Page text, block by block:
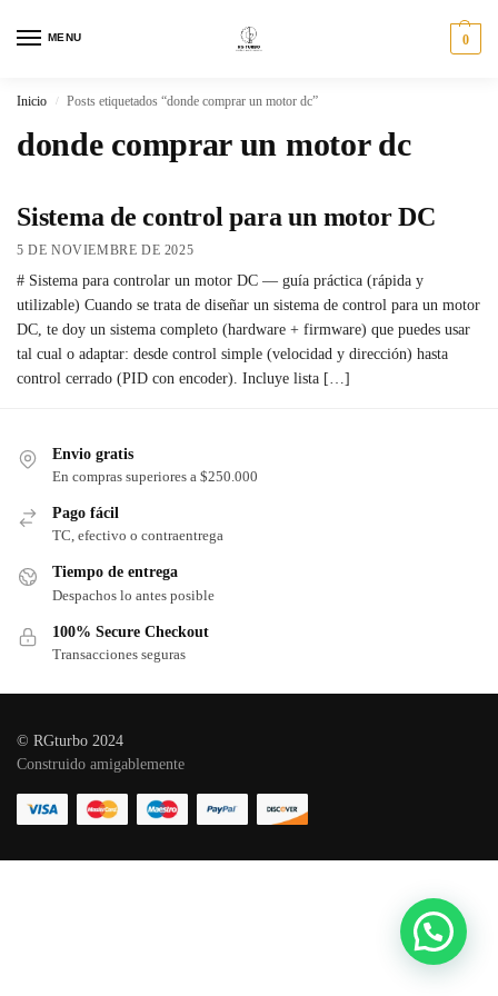
MENU 0
Inicio / Posts etiquetados “donde comprar un motor dc”
donde comprar un motor dc
Sistema de control para un motor DC
5 DE NOVIEMBRE DE 2025
# Sistema para controlar un motor DC — guía práctica (rápida y
utilizable) Cuando se trata de diseñar un sistema de control para un motor
DC, te doy un sistema completo (hardware + firmware) que puedes usar
tal cual o adaptar: desde control simple (velocidad y dirección) hasta
control cerrado (PID con encoder). Incluye lista […]
Envio gratis
En compras superiores a $250.000
Pago fácil
TC, efectivo o contraentrega
Tiempo de entrega
Despachos lo antes posible
100% Secure Checkout
Transacciones seguras
© RGturbo 2024
Construido amigablemente